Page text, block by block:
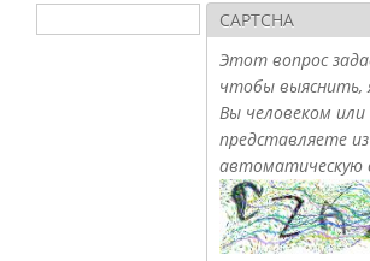
Форма поиска
Поиск
CAPTCHA
Этот вопрос
чтобы выяснить,
Вы человеком или
представляете из
автоматическую